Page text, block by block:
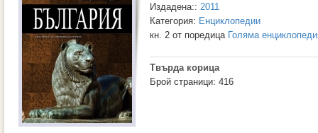
Издадена:: 2011
Категория: Енциклопедии
кн. 2 от поредица Голяма
Твърда корица
Брой страници: 416